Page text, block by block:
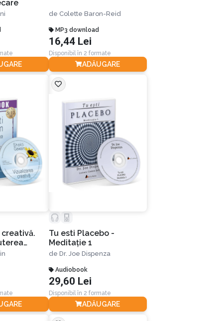
de Colette Baron-Reid
MP3 download
16,44 Lei
Disponibil în 2 formate
ADĂUGARE
pentru a
Tu esti Placebo -
Meditaţie 1
de Dr. Joe Dispenza
Audiobook
29,60 Lei
Disponibil în 2 formate
ADĂUGARE